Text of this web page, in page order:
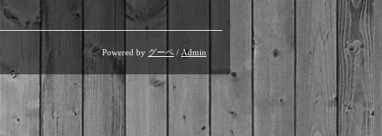
Powered by グーペ / Admin